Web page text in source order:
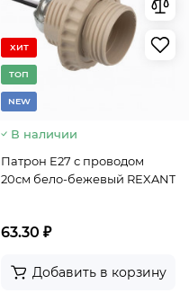
ХИТ
TОП
NEW
В наличии
Патрон E27 с проводом
20см бело-бежевый REXANT
63.30 ₽
Добавить в корзину